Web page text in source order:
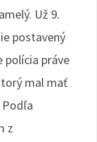
Už 9.
postavený
polícia práve
mal mať
z